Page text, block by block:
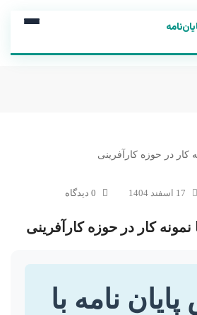
17 اسفند 1404 0 دیدگاه
نمونه کار در حوزه کارآفرینی
نامه با